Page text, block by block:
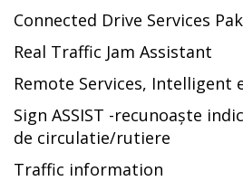
Connected Drive Services
Real Traffic Jam Assistant
Remote Services, Intelligent
Sign ASSIST -recunoaște
de circulatie/rutiere
Traffic information